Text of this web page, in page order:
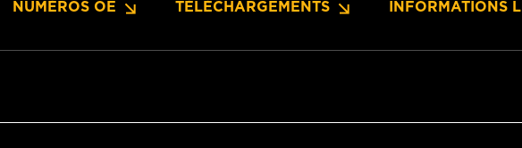
NUMÉROS OE TÉLÉCHARGEMENTS INFORMATIONS